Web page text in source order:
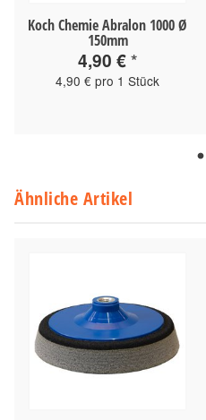
Koch Chemie Abralon 1000 Ø
150mm
4,90 €*
4,90 € pro 1 Stück
Ähnliche Artikel